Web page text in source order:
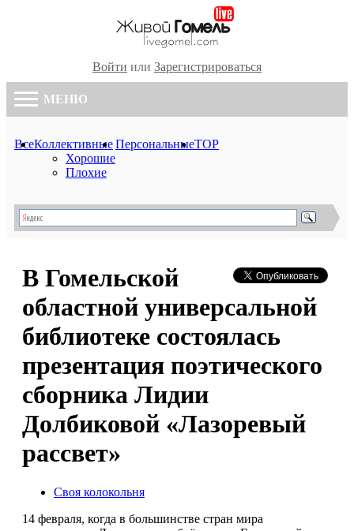
Войти или Зарегистрироваться
МЕНЮ
ВсеКоллективные
Хорошие
Плохие
ПерсональныеTOP
В Гомельской
областной универсальной
библиотеке состоялась
презентация поэтического
сборника Лидии
Долбиковой «Лазоревый
рассвет»
Своя колокольня
14 февраля, когда в большинстве стран мира